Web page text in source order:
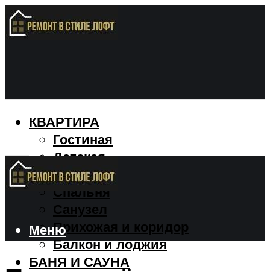
КВАРТИРА
Гостиная
Детская
Кухня
Спальня
Санузел
Прихожая и коридор
Балкон и лоджия
БАНЯ И САУНА
Меню